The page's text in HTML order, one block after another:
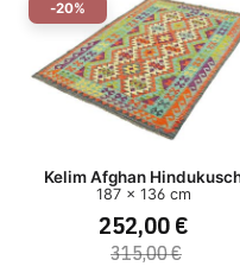
-20%
Kelim Afghan
187 x 136 cm
252,00 €
315,00 €